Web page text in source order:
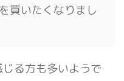
買いたくなりまし
る方も多いようで